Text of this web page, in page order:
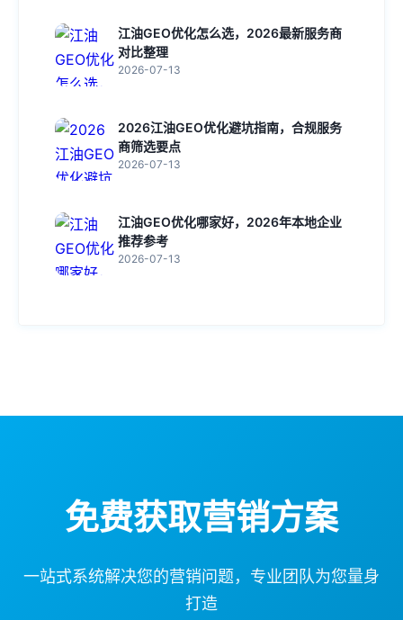
江油GEO优化怎么选，2026最新服务商
对比整理
2026-07-13
2026江油GEO优化避坑指南，合规服务
商筛选要点
2026-07-13
江油GEO优化哪家好，2026年本地企业
推荐参考
2026-07-13
免费获取营销方案
一站式系统解决您的营销问题，专业团队为您量身
打造